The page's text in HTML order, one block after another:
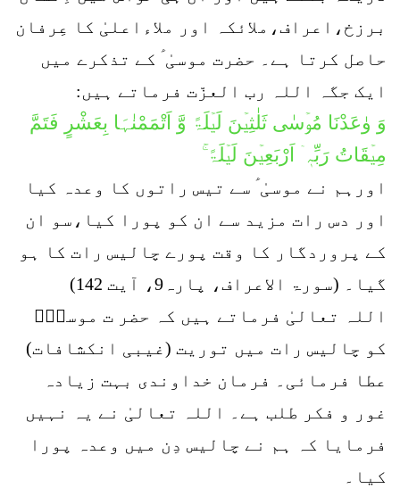
برزخ،اعراف،ملائکہ اور ملاءاعلیٰ کا عِرفان
حاصل کرتا ہے۔ حضرت موسیٰ ؑ کے تذکرے میں
ایک جگہ اللہ رب العزّت فرماتے ہیں:
وَ وٰعَدْنَا مُوۡسٰی ثَلٰثِیۡنَ لَیۡلَۃً وَّ اَتْمَمْنٰہَا بِعَشْرٍ فَتَمَّ
مِیۡقَاتُ رَبِّہٖۤ اَرْبَعِیۡنَ لَیۡلَۃً ۚ
اورہم نے موسیٰ ؑ سے تیس راتوں کا وعدہ کیا
اور دس رات مزید سے ان کو پورا کیا،سو ان
کے پروردگار کا وقت پورے چالیس رات کا ہو
گیا۔ (سورۃ الاعراف، پارہ9، آیت 142)
اللہ تعالیٰ فرماتے ہیں کہ حضر ت موسیٰؑ
کو چالیس رات میں توریت (غیبی انکشافات)
عطا فرمائی۔ فرمان خداوندی بہت زیادہ
غور و فکر طلب ہے۔ اللہ تعالیٰ نے یہ نہیں
فرمایا کہ ہم نے چالیس دِن میں وعدہ پورا
کیا۔